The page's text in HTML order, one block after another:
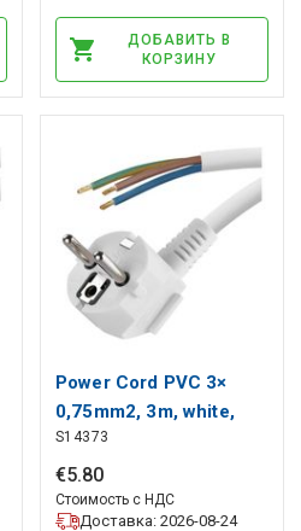
ДОБАВИТЬ В
КОРЗИНУ
Power Cord PVC 3×
0,75mm2, 3m, white,
EMOS
S14373
€5.80
Стоимость с НДС
Доставка: 2026-08-24